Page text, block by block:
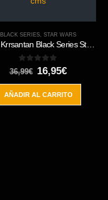
BLACK SERIES, STAR WARS
Black Krrsantan Black Series Star Wars Figura 15 cms
0out of 5
36,99€ El
precio
original
era:
36,99€.
16,95€El
actual
es:
16,95€.
AÑADIR AL CARRITO